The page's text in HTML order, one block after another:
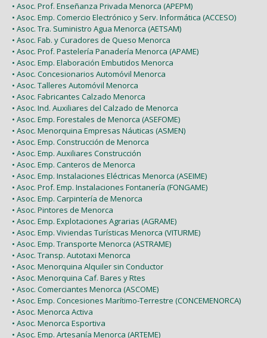
• Asoc. Prof. Enseñanza Privada Menorca (APEPM)
• Asoc. Emp. Comercio Electrónico y Serv. Informática (ACCESO)
• Asoc. Tra. Suministro Agua Menorca (AETSAM)
• Asoc. Fab. y Curadores de Queso Menorca
• Asoc. Prof. Pastelería Panadería Menorca (APAME)
• Asoc. Emp. Elaboración Embutidos Menorca
• Asoc. Concesionarios Automóvil Menorca
• Asoc. Talleres Automóvil Menorca
• Asoc. Fabricantes Calzado Menorca
• Asoc. Ind. Auxiliares del Calzado de Menorca
• Asoc. Emp. Forestales de Menorca (ASEFOME)
• Asoc. Menorquina Empresas Náuticas (ASMEN)
• Asoc. Emp. Construcción de Menorca
• Asoc. Emp. Auxiliares Construcción
• Asoc. Emp. Canteros de Menorca
• Asoc. Emp. Instalaciones Eléctricas Menorca (ASEIME)
• Asoc. Prof. Emp. Instalaciones Fontanería (FONGAME)
• Asoc. Emp. Carpintería de Menorca
• Asoc. Pintores de Menorca
• Asoc. Emp. Explotaciones Agrarias (AGRAME)
• Asoc. Emp. Viviendas Turísticas Menorca (VITURME)
• Asoc. Emp. Transporte Menorca (ASTRAME)
• Asoc. Transp. Autotaxi Menorca
• Asoc. Menorquina Alquiler sin Conductor
• Asoc. Menorquina Caf. Bares y Rtes
• Asoc. Comerciantes Menorca (ASCOME)
• Asoc. Emp. Concesiones Marítimo-Terrestre (CONCEMENORCA)
• Asoc. Menorca Activa
• Asoc. Menorca Esportiva
• Asoc. Emp. Artesanía Menorca (ARTEME)